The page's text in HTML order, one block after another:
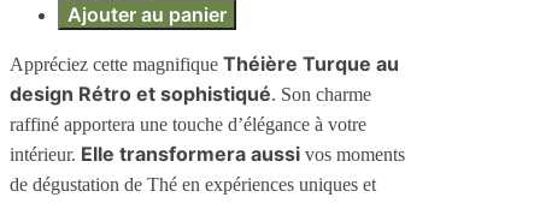
Ajouter au panier
Appréciez cette magnifique Théière Turque au
design Rétro et sophistiqué. Son charme
raffiné apportera une touche d’élégance à votre
intérieur. Elle transformera aussi vos moments
de dégustation de Thé en expériences uniques et